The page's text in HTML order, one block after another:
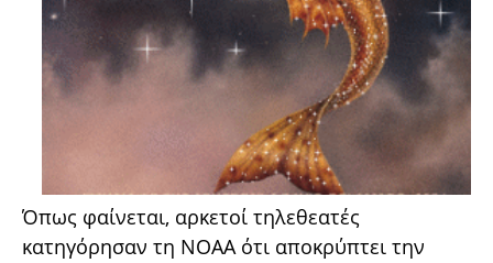
Όπως φαίνεται, αρκετοί τηλεθεατές
κατηγόρησαν τη NOAA ότι αποκρύπτει την